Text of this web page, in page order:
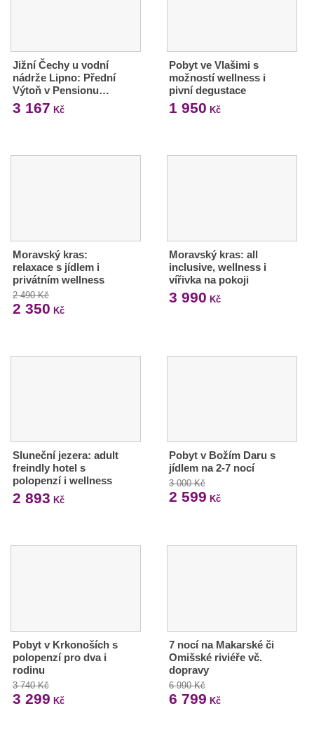
Jižní Čechy u vodní
nádrže Lipno: Přední
Výtoň v Pensionu…
3 167 Kč
Pobyt ve Vlašimi s
možností wellness i
pivní degustace
1 950 Kč
Moravský kras:
relaxace s jídlem i
privátním wellness
2 490 Kč
2 350 Kč
Moravský kras: all
inclusive, wellness i
vířivka na pokoji
3 990 Kč
Sluneční jezera: adult
freindly hotel s
polopenzí i wellness
2 893 Kč
Pobyt v Božím Daru s
jídlem na 2-7 nocí
3 000 Kč
2 599 Kč
Pobyt v Krkonoších s
polopenzí pro dva i
rodinu
3 740 Kč
3 299 Kč
7 nocí na Makarské či
Omišské riviéře vč.
dopravy
6 990 Kč
6 799 Kč